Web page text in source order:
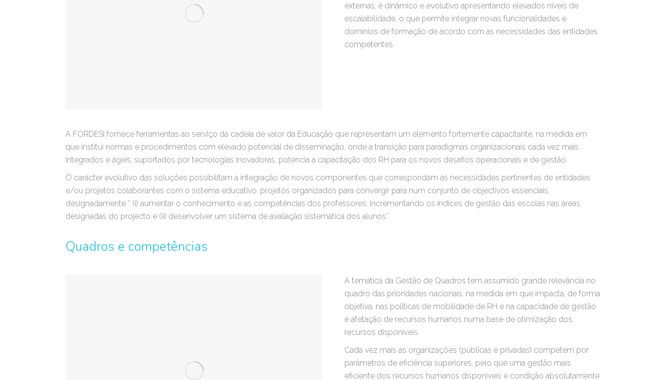
externas, é dinâmico e evolutivo apresentando elevados níveis de
escalabilidade, o que permite integrar novas funcionalidades e
domínios de formação de acordo com as necessidades das entidades
competentes.
A FORDESI fornece ferramentas ao serviço da cadeia de valor da Educação que representam um elemento fortemente capacitante, na medida em
que institui normas e procedimentos com elevado potencial de disseminação, onde a transição para paradigmas organizacionais cada vez mais
integrados e ágeis, suportados por tecnologias inovadoras, potencia a capacitação dos RH para os novos desafios operacionais e de gestão.
O carácter evolutivo das soluções possibilitam a integração de novos componentes que correspondam às necessidades pertinentes de entidades
e/ou projetos colaborantes com o sistema educativo, projetos organizados para convergir para num conjunto de objectivos essenciais,
designadamente “ (i) aumentar o conhecimento e as competências dos professores, incrementando os índices de gestão das escolas nas áreas
designadas do projecto e (ii) desenvolver um sistema de avaliação sistemática dos alunos”.
Quadros e competências
A temática da Gestão de Quadros tem assumido grande relevância no
quadro das prioridades nacionais, na medida em que impacta, de forma
objetiva, nas políticas de mobilidade de RH e na capacidade de gestão
e afetação de recursos humanos numa base de otimização dos
recursos disponíveis.
Cada vez mais as organizações (públicas e privadas) competem por
parâmetros de eficiência superiores, pelo que uma gestão mais
eficiente dos recursos humanos disponíveis é condição absolutamente